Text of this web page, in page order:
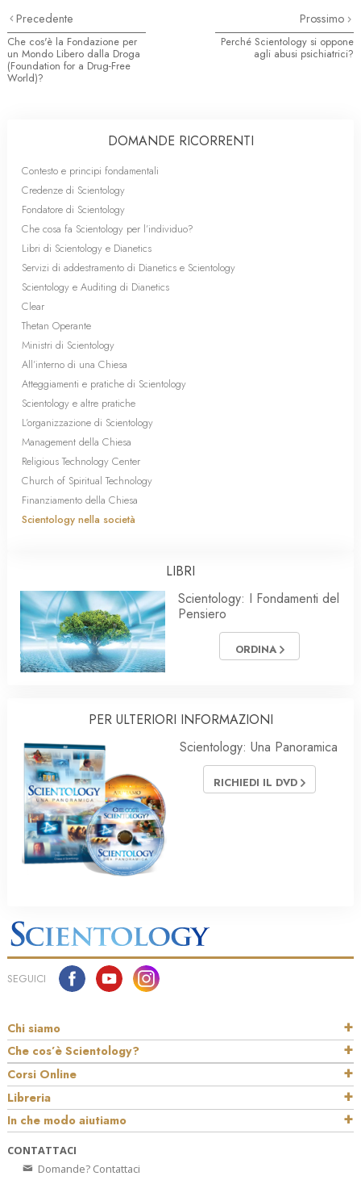
Precedente
Che cos'è la Fondazione per
un Mondo Libero dalla Droga
(Foundation for a Drug-Free
World)?
Prossimo
Perché Scientology si oppone
agli abusi psichiatrici?
DOMANDE RICORRENTI
Contesto e principi fondamentali
Credenze di Scientology
Fondatore di Scientology
Che cosa fa Scientology per l’individuo?
Libri di Scientology e Dianetics
Servizi di addestramento di Dianetics e Scientology
Scientology e Auditing di Dianetics
Clear
Thetan Operante
Ministri di Scientology
All’interno di una Chiesa
Atteggiamenti e pratiche di Scientology
Scientology e altre pratiche
L’organizzazione di Scientology
Management della Chiesa
Religious Technology Center
Church of Spiritual Technology
Finanziamento della Chiesa
Scientology nella società
LIBRI
Scientology: I Fondamenti del
Pensiero
ORDINA
PER ULTERIORI INFORMAZIONI
Scientology: Una Panoramica
RICHIEDI IL DVD
SEGUICI
Chi siamo
Che cos’è Scientology?
Corsi Online
Libreria
In che modo aiutiamo
CONTATTACI
Domande? Contattaci